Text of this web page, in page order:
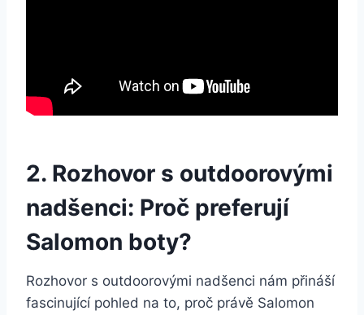
2. Rozhovor s ​outdoorovými
nadšenci: ​Proč preferují
Salomon boty?
Rozhovor⁤ s​ outdoorovými nadšenci nám ⁤přináší
⁤fascinující pohled na ⁤to, proč⁣ právě ‍Salomon⁢